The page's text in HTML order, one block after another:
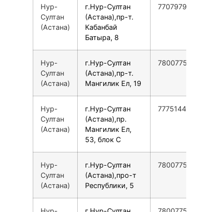
Нур-
Султан
(Астана)
г.Нур-Султан
(Астана),пр-т.
Кабанбай
Батыра, 8
77079790303
Нур-
Султан
(Астана)
г.Нур-Султан
(Астана),пр-т.
Мангилик Ел, 19
78007753553
Нур-
Султан
(Астана)
г.Нур-Султан
(Астана),пр.
Мангилик Ел,
53, блок С
77751440264
Нур-
Султан
(Астана)
г.Нур-Султан
(Астана),про-т
Республики, 5
78007753553